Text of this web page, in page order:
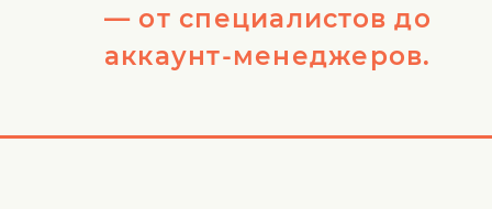
— от специалистов до
аккаунт-менеджеров.